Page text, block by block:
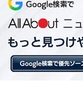
これだけの容量
上に早くて驚い
災害に備えて本格
ウトドアをより快